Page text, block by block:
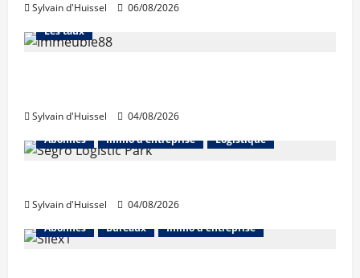
Sylvain d'Huissel 06/08/2026
Abonnés Financement
Les taux
Sylvain d'Huissel
04/08/2026
Abonnés
Immo d'entreprise Logistique
Sylvain d'Huissel
04/08/2026
Abonnés
Bureaux Immo d'entreprise